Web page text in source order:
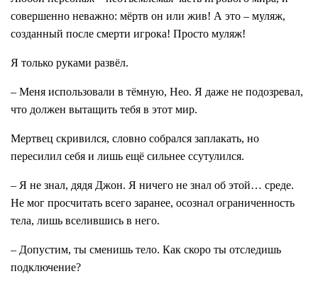
совершенно неважно: мёртв он или жив! А это – муляж,
созданный после смерти игрока! Просто муляж!
Я только руками развёл.
– Меня использовали в тёмную, Нео. Я даже не подозревал,
что должен вытащить тебя в этот мир.
Мертвец скривился, словно собрался заплакать, но
пересилил себя и лишь ещё сильнее ссутулился.
– Я не знал, дядя Джон. Я ничего не знал об этой… среде.
Не мог просчитать всего заранее, осознал ограниченность
тела, лишь вселившись в него.
– Допустим, ты сменишь тело. Как скоро ты отследишь
подключение?